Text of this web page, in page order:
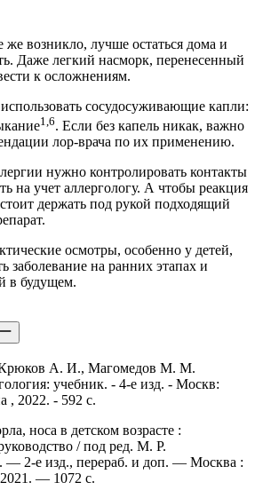
же возникло, лучше остаться дома и
Даже легкий насморк, перенесенный
к осложнениям.
сосудосуживающие капли:
1,6. Если без капель никак, важно
лор-врача по их применению.
нужно контролировать контакты
на учет аллергологу. А чтобы реакция
держать под рукой подходящий
осмотры, особенно у детей,
заболевание на ранних этапах и
в будущем.
А. И., Магомедов М. М.
учебник. - 4-е изд. - Москв:
2022. - 592 с.
носа в детском возрасте :
/ под ред. М. Р.
— 2-е изд., перераб. и доп. — Москва :
— 1072 с.